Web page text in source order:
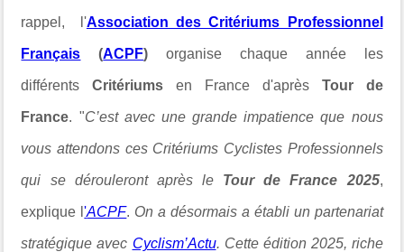
rappel, l'Association des Critériums Professionnel
Français (ACPF)organise chaque année les
différentsCritériums en France d'aprèsTour de
France. "C’est avec une grande impatience que nous
vous attendons ces Critériums Cyclistes Professionnels
qui se dérouleront après le Tour de France 2025,
explique l'ACPF. On a désormais a établi un partenariat
stratégique avec Cyclism’Actu. Cette édition 2025, riche